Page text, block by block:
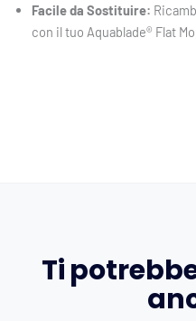
Facile da Sostituire:
con il tuo Aquablade® Flat
Ti